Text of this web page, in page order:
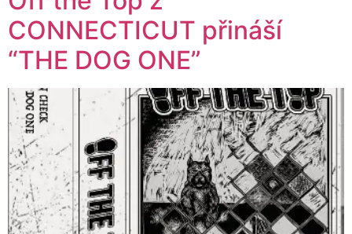
CONNECTICUT přináší
“THE DOG ONE”